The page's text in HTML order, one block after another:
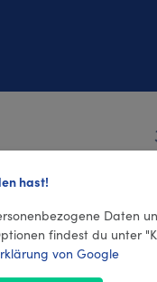
hast!
Daten
findest du unter
von Google